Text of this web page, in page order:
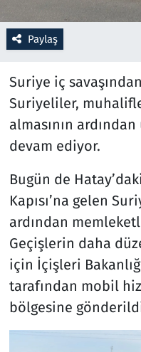
Paylaş
Suriye iç
Suriyeliler,
almasının
devam ediyor.
Bugün de
Kapısı’na gelen
ardından
Geçişlerin daha
için İçişleri
tarafından mobil
bölgesine
Seçim 2023
Teknoloji ve Bilim
Televizyon